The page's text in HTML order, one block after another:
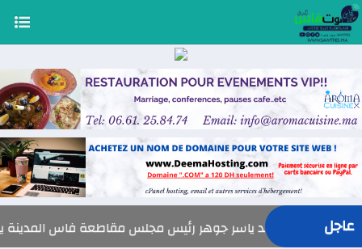
عاجل السيد ياسر جوهر رئيس مجلس مقاطعة فاس المدينة يهنئ صاحب